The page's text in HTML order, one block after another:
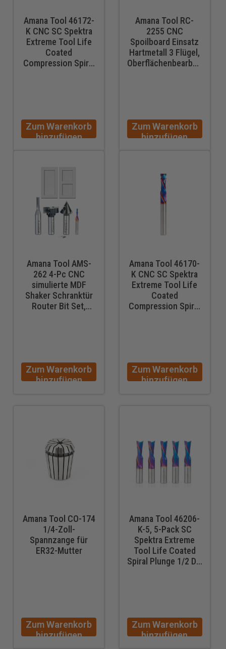
Amana Tool 46172-
K CNC SC Spektra
Extreme Tool Life
Coated
Compression Spiral
Zum Warenkorb
hinzufügen
Amana Tool AMS-
262 4-Pc CNC
simulierte MDF
Shaker Schranktür
Router Bit Set,
Zum Warenkorb
hinzufügen
Amana Tool RC-
2255 CNC
Spoilboard Einsatz
Hartmetall 3 Flügel,
Oberflächenbearbeitung,
Zum Warenkorb
hinzufügen
Amana Tool 46170-
K CNC SC Spektra
Extreme Tool Life
Coated
Compression Spiral
Zum Warenkorb
hinzufügen
Amana Tool CO-174
1/4-Zoll-
Spannzange für
ER32-Mutter
Zum Warenkorb
hinzufügen
Amana Tool 46206-
K-5, 5-Pack SC
Spektra Extreme
Tool Life Coated
Spiral Plunge 1/2 Dia
Zum Warenkorb
hinzufügen